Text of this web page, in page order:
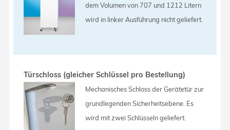
dem Volumen von 707 und 1212 Litern
wird in linker Ausführung nicht geliefert.
Türschloss (gleicher Schlüssel pro Bestellung)
Mechanisches Schloss der Gerätetür zur
grundlegenden Sicherheitsebene. Es
wird mit zwei Schlüsseln geliefert.